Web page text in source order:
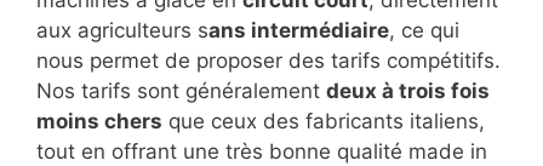
aux agriculteurs sans intermédiaire, ce qui
nous permet de proposer des tarifs compétitifs.
Nos tarifs sont généralement deux à trois fois
moins chers que ceux des fabricants italiens,
tout en offrant une très bonne qualité made in